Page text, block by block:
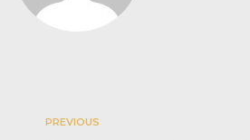
PREVIOUS